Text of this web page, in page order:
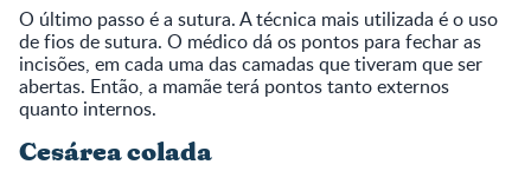
O último passo é a sutura. A técnica mais utilizada é o uso
de fios de sutura. O médico dá os pontos para fechar as
incisões, em cada uma das camadas que tiveram que ser
abertas. Então, a mamãe terá pontos tanto externos
quanto internos.
Cesárea colada